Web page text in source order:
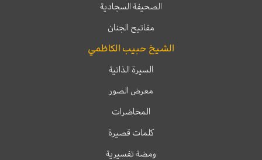
الصحيفة السجادية
مفاتيح الجنان
الشيخ حبيب الكاظمي
السيرة الذاتية
معرض الصور
المحاضرات
كلمات قصيرة
ومضة تفسيرية